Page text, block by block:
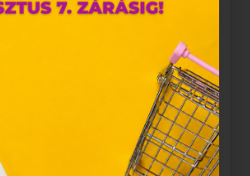
hírközlésről szóló 2003.
egyes kérdéseiről szóló
valamint az Európai Unió
használjuk. Azon
az Európai Unió országain
„sütik" használatához, és
számítógépén vagy egyéb
tárolásához a felhasználók